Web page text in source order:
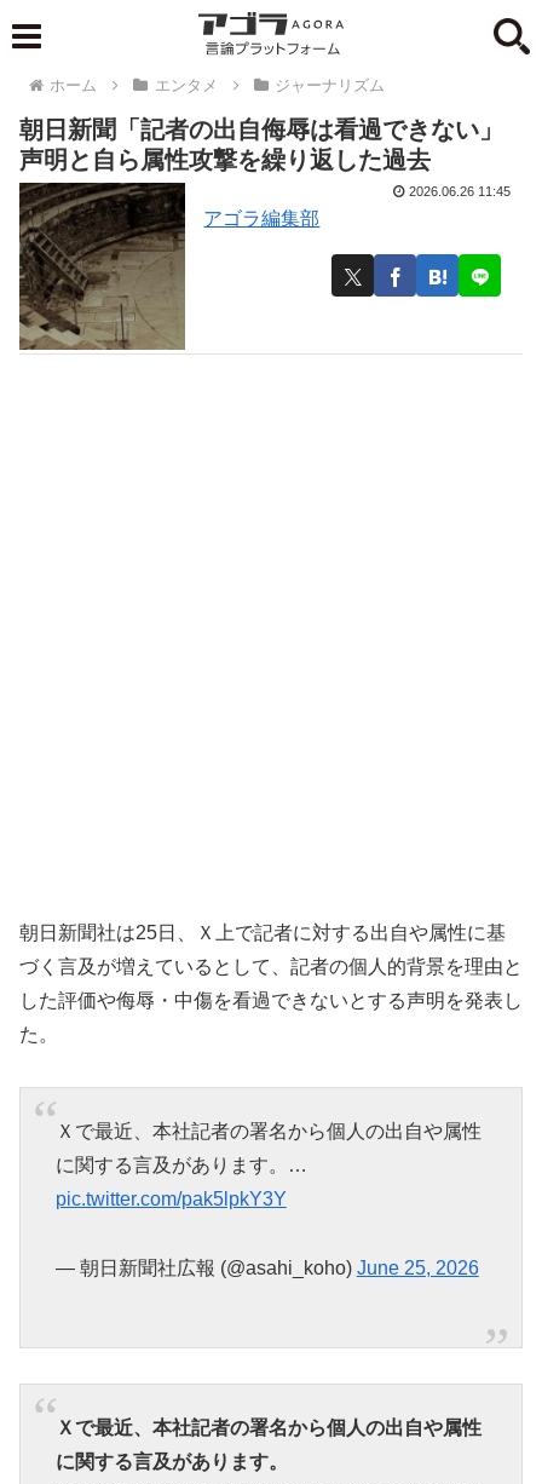
ホーム エンタメ ジャーナリズム
朝日新聞「記者の出自侮辱は看過できない」
声明と自ら属性攻撃を繰り返した過去
アゴラ編集部
2026.06.26 11:45
朝日新聞社は25日、Ｘ上で記者に対する出自や属性に基
づく言及が増えているとして、記者の個人的背景を理由と
した評価や侮辱・中傷を看過できないとする声明を発表し
た。
Ｘで最近、本社記者の署名から個人の出自や属性
に関する言及があります。…
pic.twitter.com/pak5lpkY3Y
— 朝日新聞社広報 (@asahi_koho) June 25, 2026
Ｘで最近、本社記者の署名から個人の出自や属性
に関する言及があります。